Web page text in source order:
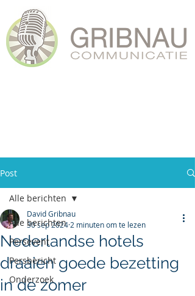
Post
Alle berichten
Persevent
Persbericht
Onderzoek
Alle berichten
Nederlandse hotels
draaien goede bezetting
in de zomer
David Gribnau
30 sep 2024 2 minuten om te lezen